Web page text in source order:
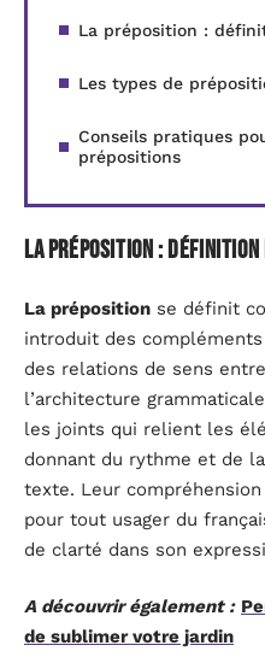
La préposition :
Les types de
Conseils pratiques
prépositions
La préposition : définition
La préposition se définit
introduit des
des relations de sens
l’architecture
les joints qui relient les
donnant du rythme et de
texte. Leur
pour tout usager du
de clarté dans son
A découvrir également :
de sublimer votre jardin